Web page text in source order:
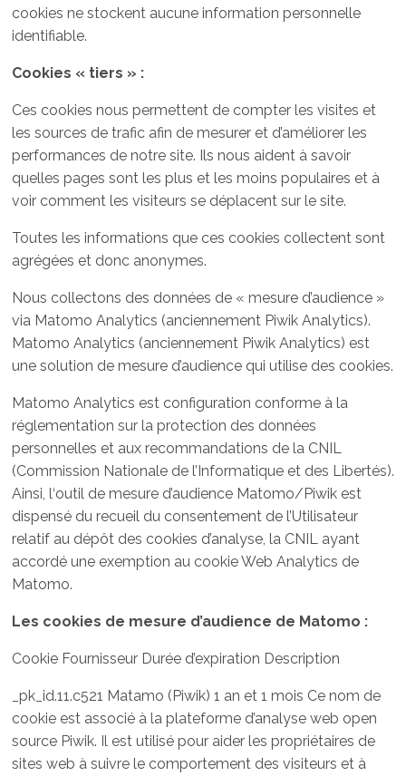
cookies ne stockent aucune information personnelle
identifiable.
Cookies « tiers » :
Ces cookies nous permettent de compter les visites et
les sources de trafic afin de mesurer et d’améliorer les
performances de notre site. Ils nous aident à savoir
quelles pages sont les plus et les moins populaires et à
voir comment les visiteurs se déplacent sur le site.
Toutes les informations que ces cookies collectent sont
agrégées et donc anonymes.
Nous collectons des données de « mesure d’audience »
via Matomo Analytics (anciennement Piwik Analytics).
Matomo Analytics (anciennement Piwik Analytics) est
une solution de mesure d’audience qui utilise des cookies.
Matomo Analytics est configuration conforme à la
réglementation sur la protection des données
personnelles et aux recommandations de la CNIL
(Commission Nationale de l’Informatique et des Libertés).
Ainsi, l‘outil de mesure d’audience Matomo/Piwik est
dispensé du recueil du consentement de l’Utilisateur
relatif au dépôt des cookies d’analyse, la CNIL ayant
accordé une exemption au cookie Web Analytics de
Matomo.
Les cookies de mesure d’audience de Matomo :
Cookie Fournisseur Durée d’expiration Description
_pk_id.11.c521 Matamo (Piwik) 1 an et 1 mois Ce nom de
cookie est associé à la plateforme d’analyse web open
source Piwik. Il est utilisé pour aider les propriétaires de
sites web à suivre le comportement des visiteurs et à